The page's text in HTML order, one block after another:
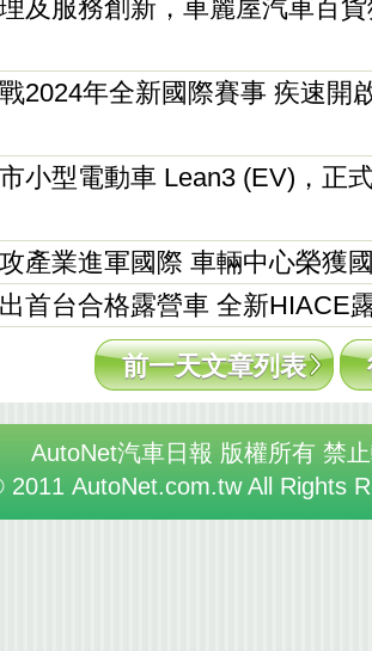
及服務創新，車麗屋汽車百
2024年全新國際賽事 疾速開
小型電動車 Lean3 (EV)，正
產業進軍國際 車輛中心榮獲
首台合格露營車 全新HIACE
前一天文章列表
AutoNet汽車日報 版權所有 禁
2011 AutoNet.com.tw All Rights